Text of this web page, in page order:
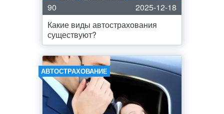
90
2025-12-18
Какие виды автострахования
существуют?
АВТОСТРАХОВАНИЕ